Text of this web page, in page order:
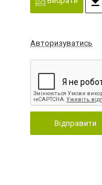
Авторизуватись
Відправити